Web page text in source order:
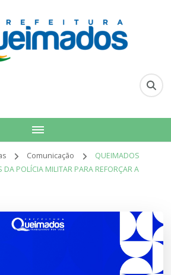
Municipal
Comunicação
QUEIMADOS
DA POLÍCIA MILITAR PARA REFORÇAR A